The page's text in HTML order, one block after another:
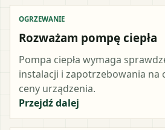
OGRZEWANIE
Rozważam pompę ciepła
Pompa ciepła wymaga
instalacji i zapotrzebowania na
ceny urządzenia.
Przejdź dalej